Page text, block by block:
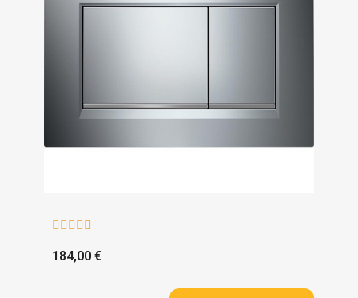
    
184,00 €